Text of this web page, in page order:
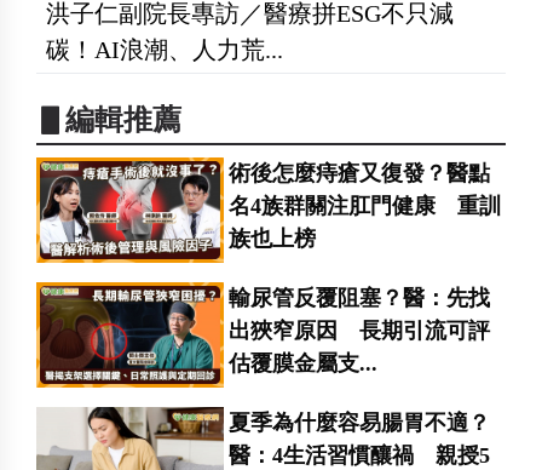
洪子仁副院長專訪／醫療拼ESG不只減
碳！AI浪潮、人力荒...
▋編輯推薦
術後怎麼痔瘡又復發？醫點
名4族群關注肛門健康 重訓
族也上榜
輸尿管反覆阻塞？醫：先找
出狹窄原因 長期引流可評
估覆膜金屬支...
夏季為什麼容易腸胃不適？
醫：4生活習慣釀禍 親授5